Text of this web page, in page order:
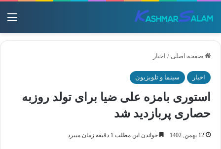
صفحه اصلی / اخبار
اخبار سینما و تلویزیون
استوری بامزه علی ضیا برای تولد روزبه
حصاری پربازدید شد
12 بهمن, 1402 خواندن این مطلب 1 دقیقه زمان میبرد